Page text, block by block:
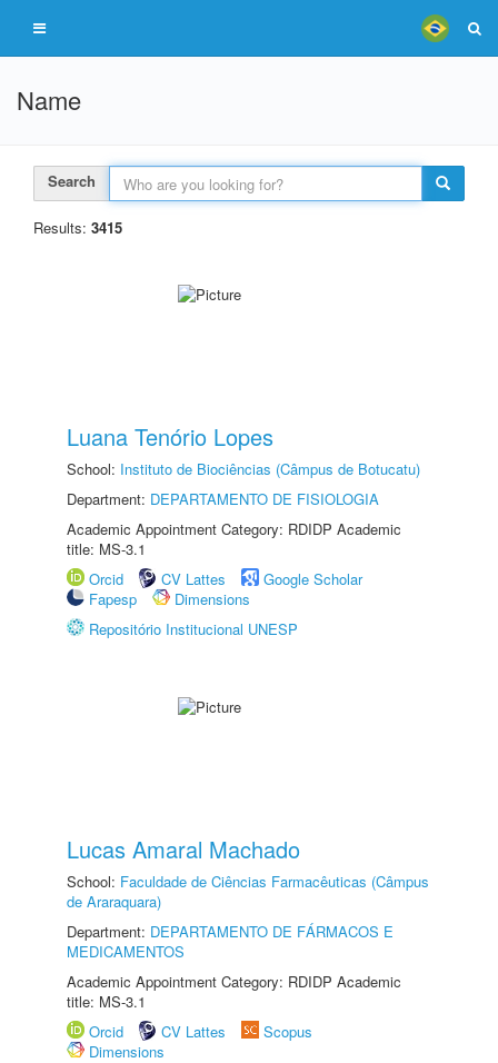
Name
Search
Results: 3415
Luana Tenório Lopes
School: Instituto de Biociências (Câmpus de Botucatu)
Department: DEPARTAMENTO DE FISIOLOGIA
Academic Appointment Category: RDIDP Academic
title: MS-3.1
Orcid
CV Lattes
Google Scholar
Fapesp
Dimensions
Repositório Institucional UNESP
Lucas Amaral Machado
School: Faculdade de Ciências Farmacêuticas (Câmpus
de Araraquara)
Department: DEPARTAMENTO DE FÁRMACOS E
MEDICAMENTOS
Academic Appointment Category: RDIDP Academic
title: MS-3.1
Orcid
CV Lattes
Scopus
Dimensions